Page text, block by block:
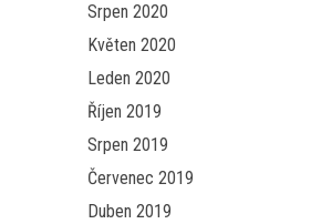
Srpen 2020
Květen 2020
Leden 2020
Říjen 2019
Srpen 2019
Červenec 2019
Duben 2019